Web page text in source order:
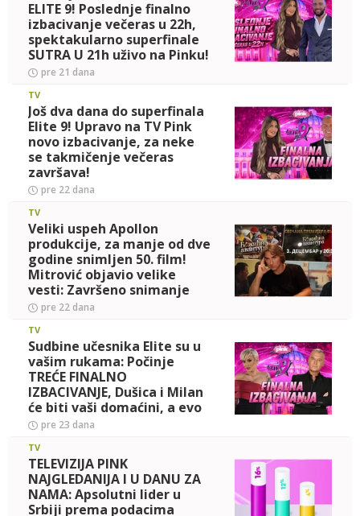
ELITE 9! Poslednje finalno
izbacivanje večeras u 22h,
spektakularno superfinale
SUTRA U 21h uživo na Pinku!
pre 21 dana
TV
Još dva dana do superfinala
Elite 9! Upravo na TV Pink
novo izbacivanje, za neke
se takmičenje večeras
završava!
pre 22 dana
TV
Veliki uspeh Apollon
produkcije, za manje od dve
godine snimljen 50. film!
Mitrović objavio velike
vesti: Završeno snimanje
nastavka hit komedije, evo
pre 22 dana
TV
Sudbine učesnika Elite su u
vašim rukama: Počinje
TREĆE FINALNO
IZBACIVANJE, Dušica i Milan
će biti vaši domaćini, a evo
kako možete da podržite
pre 23 dana
TV
TELEVIZIJA PINK
NAJGLEDANIJA I U DANU ZA
NAMA: Apsolutni lider u
Srbiji prema podacima